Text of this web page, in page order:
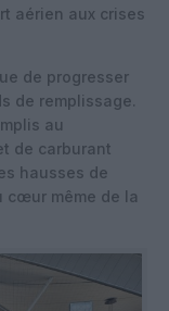
aérien aux crises
de progresser
de remplissage.
au
de carburant
hausses de
cœur même de la